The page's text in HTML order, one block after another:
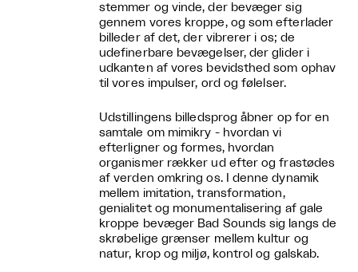
stemmer og vinde, der bevæger sig
gennem vores kroppe, og som efterlader
billeder af det, der vibrerer i os; de
udefinerbare bevægelser, der glider i
udkanten af vores bevidsthed som ophav
til vores impulser, ord og følelser.
Udstillingens billedsprog åbner op for en
samtale om mimikry - hvordan vi
efterligner og formes, hvordan
organismer rækker ud efter og frastødes
af verden omkring os. I denne dynamik
mellem imitation, transformation,
genialitet og monumentalisering af gale
kroppe bevæger Bad Sounds sig langs de
skrøbelige grænser mellem kultur og
natur, krop og miljø, kontrol og galskab.